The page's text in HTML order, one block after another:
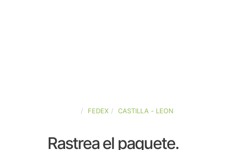
FEDEX CASTILLA - LEON
Rastrea el paquete.